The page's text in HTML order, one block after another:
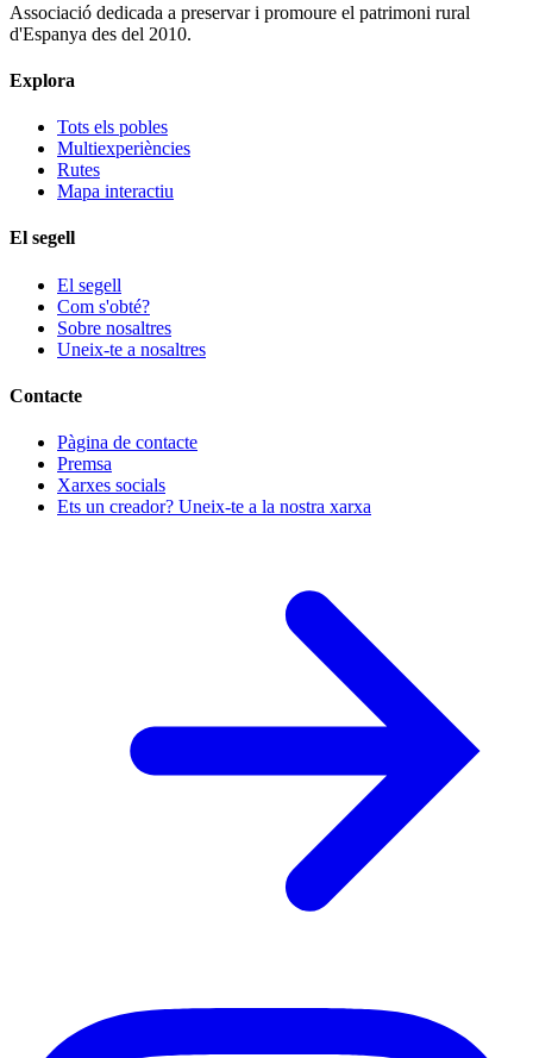
Associació dedicada a preservar i promoure el patrimoni rural
d'Espanya des del 2010.
Explora
Tots els pobles
Multiexperiències
Rutes
Mapa interactiu
El segell
El segell
Com s'obté?
Sobre nosaltres
Uneix-te a nosaltres
Contacte
Pàgina de contacte
Premsa
Xarxes socials
Ets un creador? Uneix-te a la nostra xarxa